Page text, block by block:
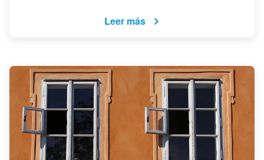
Leer más